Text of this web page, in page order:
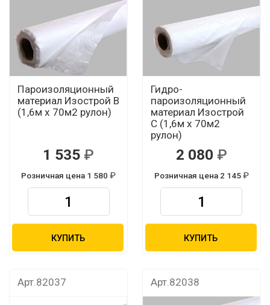
Пароизоляционный
материал Изострой В
(1,6м х 70м2 рулон)
1 535
Розничная цена 1 580
КУПИТЬ
Гидро-
пароизоляционный
материал Изострой
С (1,6м х 70м2
рулон)
2 080
Розничная цена 2 145
КУПИТЬ
Арт.82037 Арт.82038